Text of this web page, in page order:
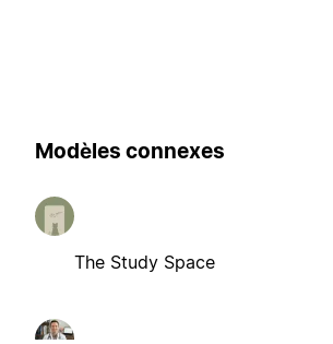
Modèles connexes
The Study Space